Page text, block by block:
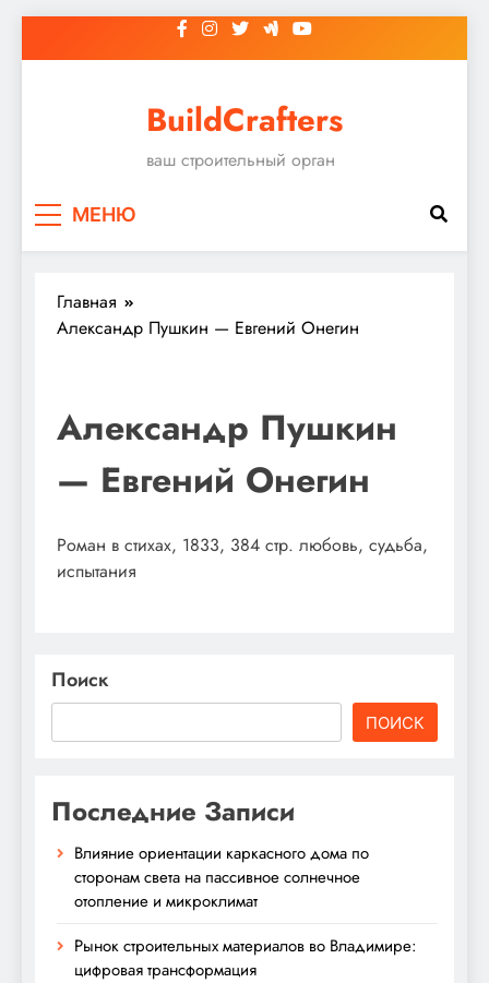
к
BuildCrafters
ваш строительный орган
МЕНЮ
Главная
Александр Пушкин — Евгений Онегин
Александр Пушкин
— Евгений Онегин
Роман в стихах, 1833, 384 стр. любовь, судьба,
испытания
Поиск
ПОИСК
Последние Записи
Влияние ориентации каркасного дома по
сторонам света на пассивное солнечное
отопление и микроклимат
Рынок строительных материалов во Владимире:
цифровая трансформация